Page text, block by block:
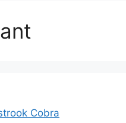
Cobra